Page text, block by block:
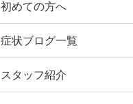
初めての方へ
症状ブログ一覧
スタッフ紹介